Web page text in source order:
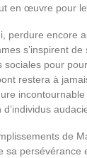
en œuvre pour
perdure encore
s’inspirent
sociales pour
restera à
de
sa persévérance